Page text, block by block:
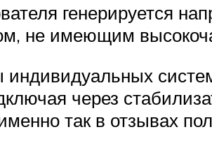
генерируется
не имеющим
через
так в отзывах